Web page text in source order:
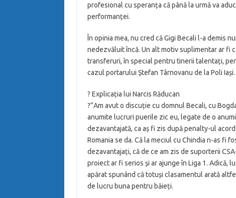
profesional cu speranța că până la urmă va
performanței.
În opinia mea, nu cred că Gigi Becali l-a demis
nedezvăluit încă. Un alt motiv suplimentar ar fi
transferuri, în special pentru tinerii talentați,
cazul portarului Ștefan Târnovanu de la Poli Iași.
? Explicația lui Narcis Răducan
?”Am avut o discuție cu domnul Becali, cu
anumite lucruri puerile zic eu, legate de o
dezavantajată, ca aș fi zis după penalty-ul
Romania se da. Că la meciul cu Chindia n-as fi
dezavantajați, că de ce am zis de suporterii
proiect ar fi serios și ar ajunge în Liga 1. Adică,
apărat spunând că totuși clasamentul arată
de lucru buna pentru băieți.